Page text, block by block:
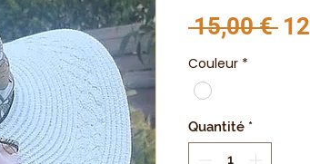
15,00 €
Couleur *
Quantité *